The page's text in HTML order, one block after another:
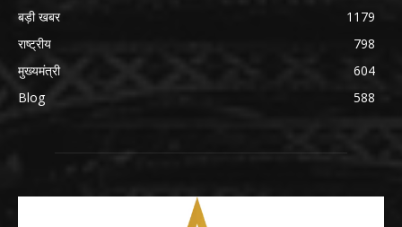
बड़ी खबर
1179
राष्ट्रीय
798
मुख्यमंत्री
604
Blog
588